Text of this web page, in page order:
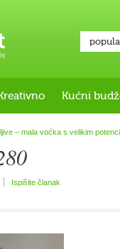
Kućni
– mala voćka s velikim
Ispišite članak